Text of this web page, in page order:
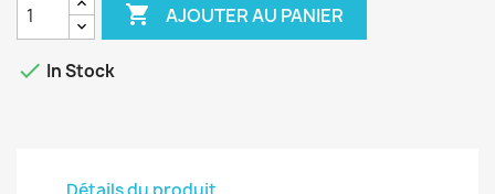
 AJOUTER AU PANIER
 In Stock